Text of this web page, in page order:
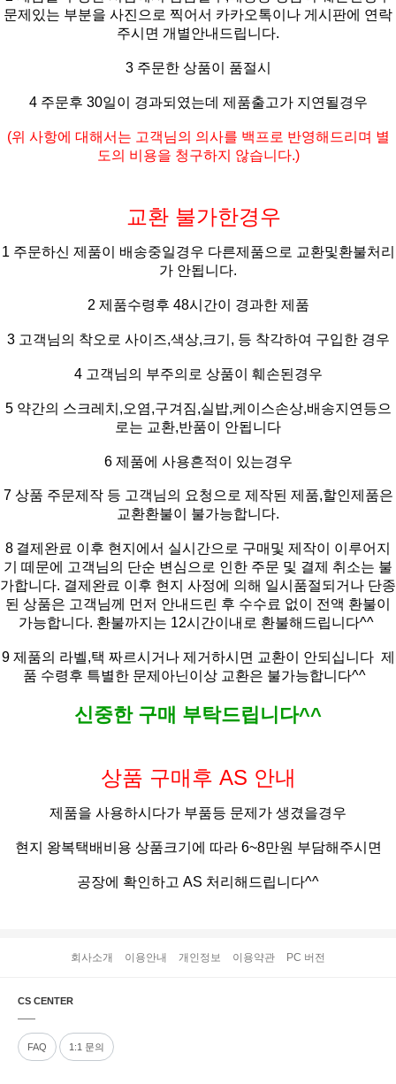
문제있는 부분을 사진으로 찍어서 카카오톡이나 게시판에 연락
주시면 개별안내드립니다.
3 주문한 상품이 품절시
4 주문후 30일이 경과되였는데 제품출고가 지연될경우
(위 사항에 대해서는 고객님의 의사를 백프로 반영해드리며 별
도의 비용을 청구하지 않습니다.)
교환 불가한경우
1 주문하신 제품이 배송중일경우 다른제품으로 교환및환불처리
가 안됩니다.
2 제품수령후 48시간이 경과한 제품
3 고객님의 착오로 사이즈,색상,크기, 등 착각하여 구입한 경우
4 고객님의 부주의로 상품이 훼손된경우
5 약간의 스크레치,오염,구겨짐,실밥,케이스손상,배송지연등으
로는 교환,반품이 안됩니다
6 제품에 사용흔적이 있는경우
7 상품 주문제작 등 고객님의 요청으로 제작된 제품,할인제품은
교환환불이 불가능합니다.
8 결제완료 이후 현지에서 실시간으로 구매및 제작이 이루어지
기 떼문에 고객님의 단순 변심으로 인한 주문 및 결제 취소는 불
가합니다. 결제완료 이후 현지 사정에 의해 일시품절되거나 단종
된 상품은 고객님께 먼저 안내드린 후 수수료 없이 전액 환불이
가능합니다. 환불까지는 12시간이내로 환불해드립니다^^
9 제품의 라벨,택 짜르시거나 제거하시면 교환이 안되십니다 제
품 수령후 특별한 문제아닌이상 교환은 불가능합니다^^
신중한 구매 부탁드립니다^^
상품 구매후 AS 안내
제품을 사용하시다가 부품등 문제가 생겼을경우
현지 왕복택배비용 상품크기에 따라 6~8만원 부담해주시면
공장에 확인하고 AS 처리해드립니다^^
회사소개 이용안내 개인정보 이용약관 PC 버전
CS CENTER
FAQ 1:1 문의